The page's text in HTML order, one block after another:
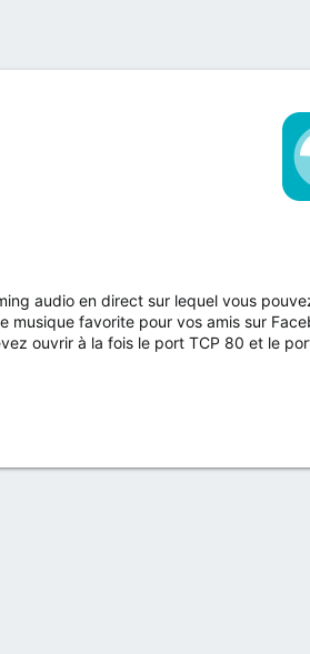
audio en direct sur lequel vous
musique favorite pour vos amis sur
ouvrir à la fois le port TCP 80 et le